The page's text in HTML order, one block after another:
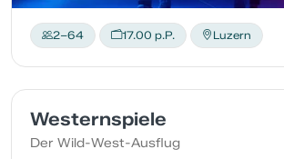
2–64 17.00 p.P. Luzern
Westernspiele
Der Wild-West-Ausflug